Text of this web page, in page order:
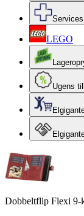
LEGO
Ugens
Dobbeltflip Flexi 9-